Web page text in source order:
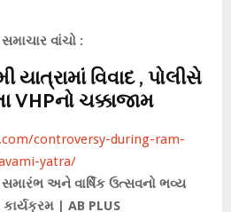
વાંચો :
યાત્રામાં વિવાદ , પોલીસે
VHPનો ચક્કાજામ
controversy-during-ram-
yatra/
સમારંભ અને વાર્ષિક ઉત્સવનો ભવ્ય
| AB PLUS